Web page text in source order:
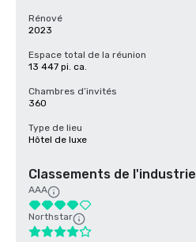
Rénové
2023
Espace total de la réunion
13 447 pi. ca.
Chambres d’invités
360
Type de lieu
Hôtel de luxe
Classements de l'industrie
AAA
Northstar